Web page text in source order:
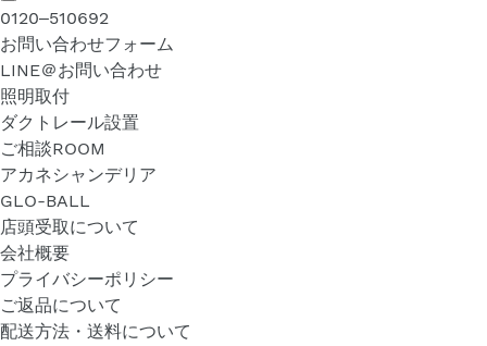
ス
キ
ッ
プ
す
る
0120‒510692
お問い合わせフォーム
LINE＠お問い合わせ
照明取付
ダクトレール設置
ご相談ROOM
アカネシャンデリア
GLO-BALL
店頭受取について
会社概要
プライバシーポリシー
ご返品について
配送方法・送料について